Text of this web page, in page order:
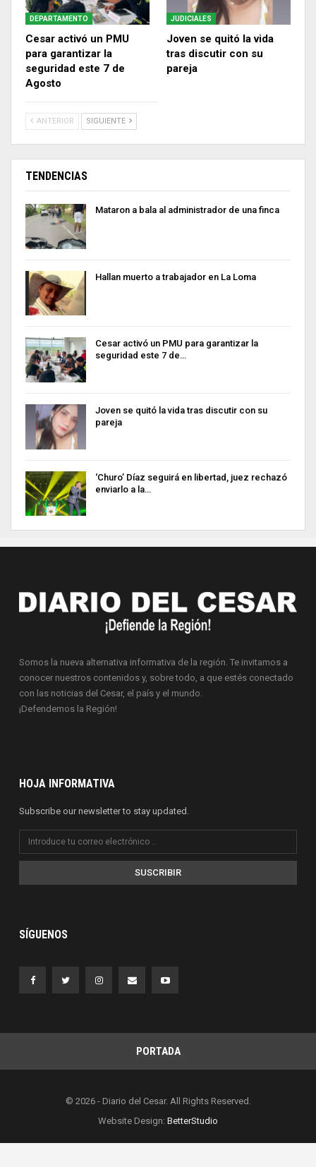
DEPARTAMENTO
Cesar activó un PMU
para garantizar la
seguridad este 7 de
Agosto
JUDICIALES
Joven se quitó la vida
tras discutir con su
pareja
ANTERIOR SIGUIENTE
TENDENCIAS
Mataron a bala al administrador de una finca
Hallan muerto a trabajador en La Loma
Cesar activó un PMU para garantizar la
seguridad este 7 de…
Joven se quitó la vida tras discutir con su
pareja
‘Churo’ Díaz seguirá en libertad, juez rechazó
enviarlo a la…
Somos la nueva alternativa informativa de la región. Te invitamos a
conocer nuestros contenidos y, sobre todo, a que estés conectado
con las noticias del Cesar, el país y el mundo.
¡Defendemos la Región!
HOJA INFORMATIVA
Subscribe our newsletter to stay updated.
SUSCRIBIR
SÍGUENOS
PORTADA
© 2026 - Diario del Cesar. All Rights Reserved.
Website Design: BetterStudio